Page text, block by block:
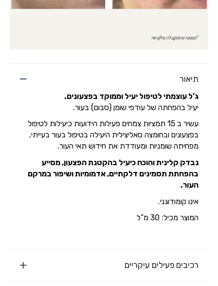
תיאור
ג’ל עוצמתי לטיפול יעיל וממוקד בפצעונים.
יעיל בהפחתה של עודפי שומן (סבום) בעור.
עשיר ב 15 תמציות צמחים פעילות הידועות כיעילות לטיפול
בפצעונים ובחומצה סאליצילית היעילה בטיפול בעור בעייתי,
מפחיתה שומניות ומעודדת את חידוש תאי העור.
נבדק קלינית והוכח כיעיל בהקטנת הפצעון, מסייע
בהפחתת תסמינים דלקתיים, אדמומיות ושיפור במרקם
העור.
אינו קומודוגני.
המוצר מכיל: 30 מ”ל
רכיבים פעילים עיקריים